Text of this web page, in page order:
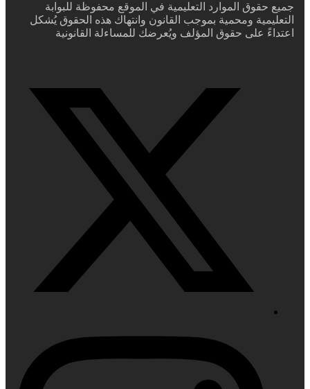
جميع حقوق الموارد التعليمية في الموقع محفوظة للبوابة
التعليمية ومحمية بموجب القانون وانتهاك هذه الحقوق يُشكل
اعتداءً على حقوق المؤلف ويُعرضك للمساءلة القانونية